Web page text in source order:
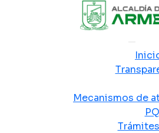
Mecanismos de